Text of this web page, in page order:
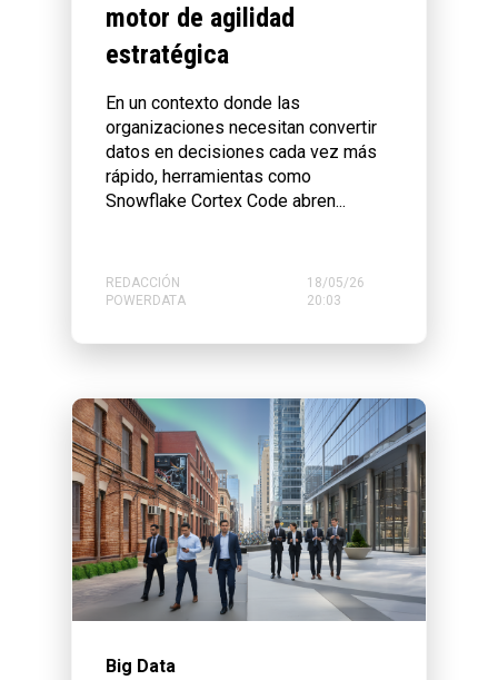
motor de agilidad
estratégica
En un contexto donde las
organizaciones necesitan convertir
datos en decisiones cada vez más
rápido, herramientas como
Snowflake Cortex Code abren...
REDACCIÓN
POWERDATA
18/05/26
20:03
Big Data